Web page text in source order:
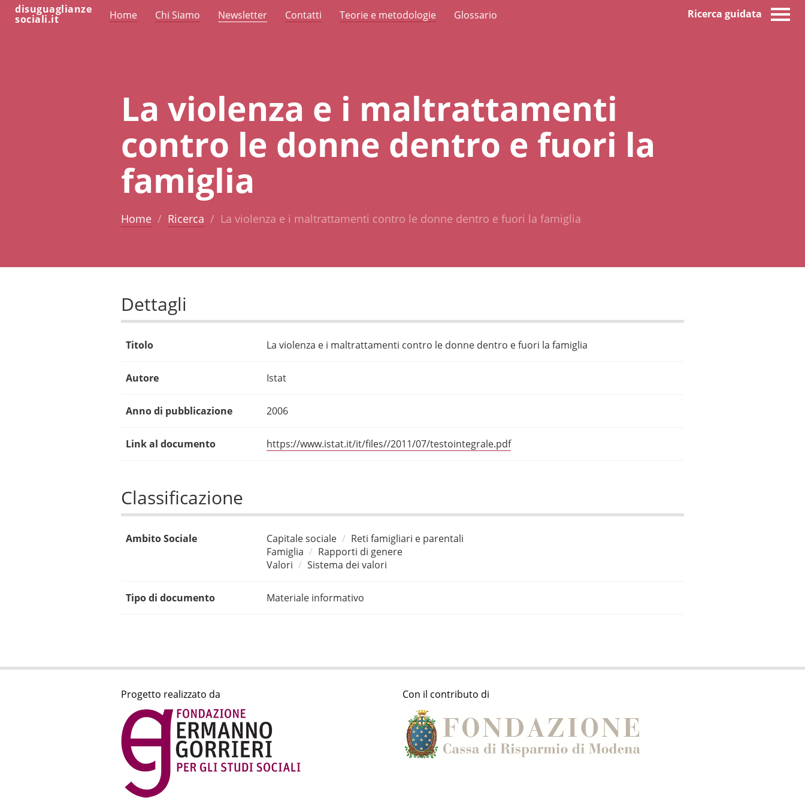
disuguaglianze
sociali.it Home Chi Siamo Newsletter Contatti Teorie e metodologie Glossario Ricerca guidata
La violenza e i maltrattamenti
contro le donne dentro e fuori la
famiglia
Home Ricerca La violenza e i maltrattamenti contro le donne dentro e fuori la famiglia
Dettagli
Titolo La violenza e i maltrattamenti contro le donne dentro e fuori la famiglia
Autore Istat
Anno di pubblicazione 2006
Link al documento https://www.istat.it/it/files//2011/07/testointegrale.pdf
Classificazione
Ambito Sociale Capitale sociale
Reti famigliari e parentali
Famiglia
Rapporti di genere
Valori
Sistema dei valori
Tipo di documento Materiale informativo
Progetto realizzato da Con il contributo di